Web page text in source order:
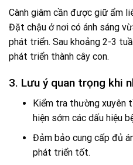
Cành giâm cần được giữ ẩm
Đặt chậu ở nơi có ánh sáng
phát triển. Sau khoảng 2-3
phát triển thành cây con.
3. Lưu ý quan trọng khi
Kiểm tra thường xuyên
hiện sớm các dấu hiệu
Đảm bảo cung cấp đủ
phát triển tốt.